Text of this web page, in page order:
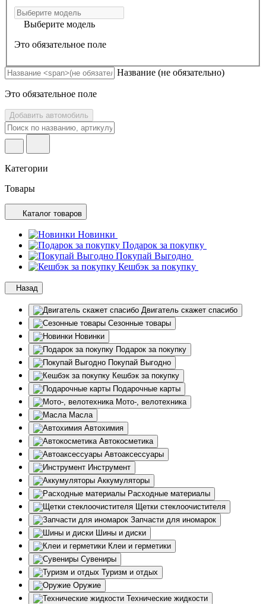
Выберите модель
Это обязательное поле
Название (не обязательно)
Это обязательное поле
Добавить автомобиль
Категории
Товары
Каталог товаров
Новинки
Подарок за покупку
Покупай Выгодно
Кешбэк за покупку
Назад
Двигатель скажет спасибо
Сезонные товары
Новинки
Подарок за покупку
Покупай Выгодно
Кешбэк за покупку
Подарочные карты
Мото-, велотехника
Масла
Автохимия
Автокосметика
Автоаксессуары
Инструмент
Аккумуляторы
Расходные материалы
Щетки стеклоочистителя
Запчасти для иномарок
Шины и диски
Клеи и герметики
Сувениры
Туризм и отдых
Оружие
Технические жидкости